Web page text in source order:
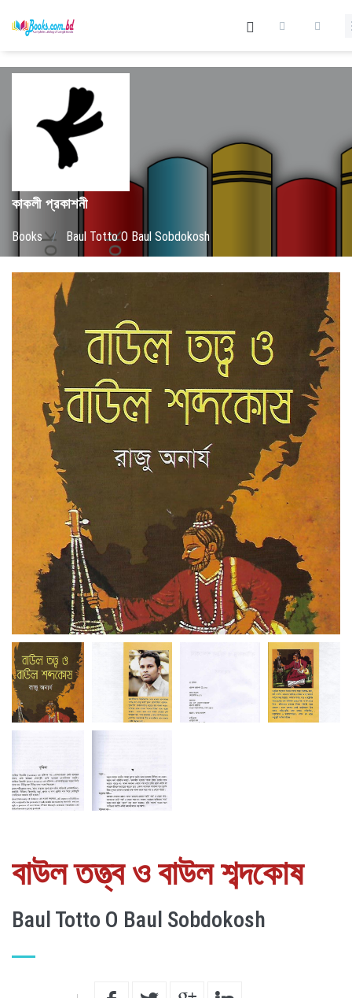
কাকলী প্রকাশনী
Books / Baul Totto O Baul Sobdokosh
বাউল তত্ত্ব ও বাউল শব্দকোষ
Baul Totto O Baul Sobdokosh